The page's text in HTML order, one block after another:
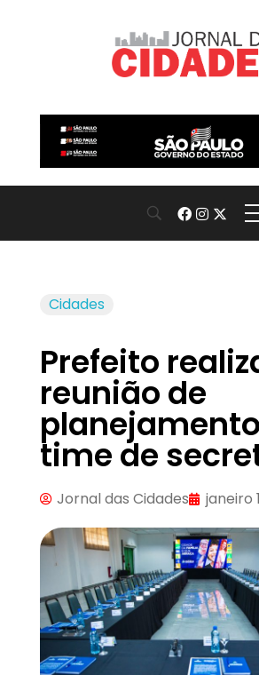
Cidades
Prefeito
reunião de
time de
Jornal das Cidades janeiro